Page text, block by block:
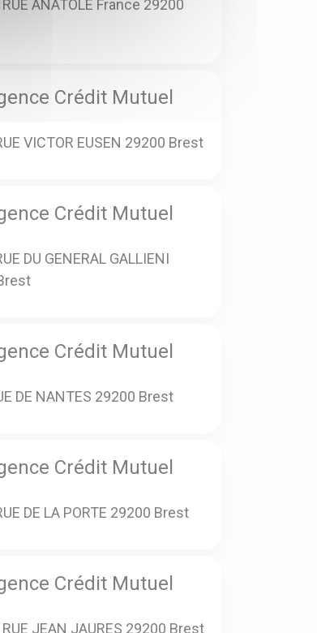
ANATOLE France 29200
Crédit Mutuel
VICTOR EUSEN 29200 Brest
Crédit Mutuel
DU GENERAL GALLIENI
Crédit Mutuel
DE NANTES 29200 Brest
Crédit Mutuel
DE LA PORTE 29200 Brest
Crédit Mutuel
JEAN JAURES 29200 Brest